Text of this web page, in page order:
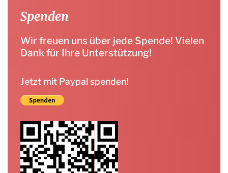
Spenden
Wir freuen uns über jede Spende! Vielen
Dank für Ihre Unterstützung!
Jetzt mit Paypal spenden!